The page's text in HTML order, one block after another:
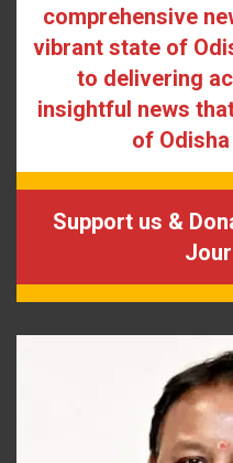
comprehensive
vibrant state of
to delivering
insightful news
of
Support us &